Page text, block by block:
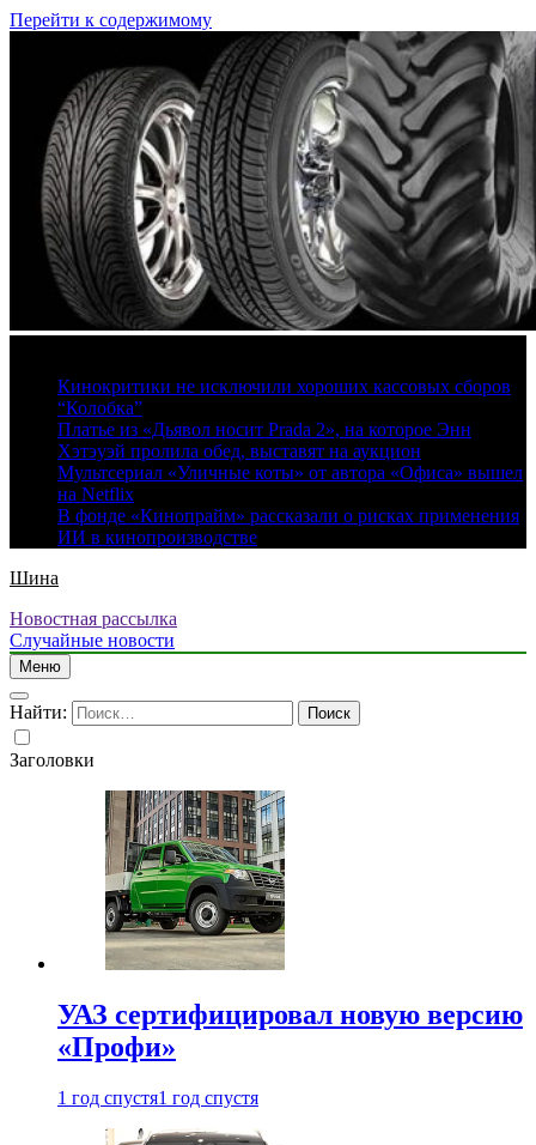
Перейти к содержимому
Кинокритики не исключили хороших кассовых сборов
“Колобка”
Платье из «Дьявол носит Prada 2», на которое Энн
Хэтэуэй пролила обед, выставят на аукцион
Мультсериал «Уличные коты» от автора «Офиса» вышел
на Netflix
В фонде «Кинопрайм» рассказали о рисках применения
ИИ в кинопроизводстве
Шина
Новостная рассылка
Случайные новости
Меню
Найти:
Заголовки
УАЗ сертифицировал новую версию
«Профи»
1 год спустя1 год спустя